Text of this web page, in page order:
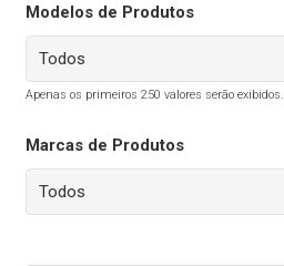
Modelos de Produtos
Apenas os primeiros 250 valores serão exibidos.
Marcas de Produtos